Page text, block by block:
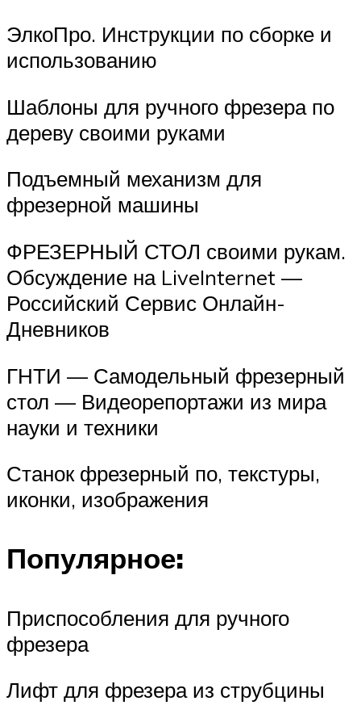
ЭлкоПро. Инструкции по сборке и
использованию
Шаблоны для ручного фрезера по
дереву своими руками
Подъемный механизм для
фрезерной машины
ФРЕЗЕРНЫЙ СТОЛ своими рукам.
Обсуждение на LiveInternet —
Российский Сервис Онлайн-
Дневников
ГНТИ — Самодельный фрезерный
стол — Видеорепортажи из мира
науки и техники
Станок фрезерный по, текстуры,
иконки, изображения
Популярное:
Приспособления для ручного
фрезера
Лифт для фрезера из струбцины